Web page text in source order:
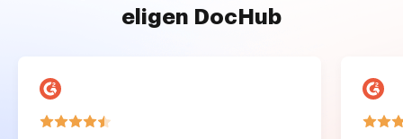
eligen DocHub